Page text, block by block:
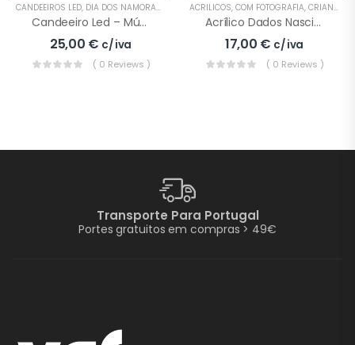
CANDEEIROS LED, DIA DOS NAMORADOS EVENTOS ESPECIAIS
Candeeiro Led – Música Com Fotografia
25,00 € c/ iva
( 0 Reviews )
ACRÍLICOS, COM FOTOGRAFIA, CRIANÇAS
Acrílico Dados Nascimento Menino
17,00 € c/ iva
( 0 Reviews )
Transporte Para Portugal
Portes gratuitos em compras > 49€